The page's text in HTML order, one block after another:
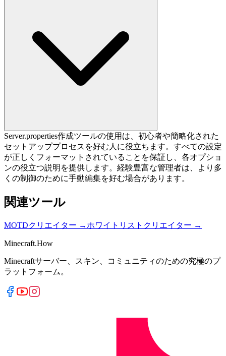
Server.properties作成ツールの使用は、初心者や簡略化された
セットアッププロセスを好む人に役立ちます。すべての設定
が正しくフォーマットされていることを保証し、各オプショ
ンの役立つ説明を提供します。経験豊富な管理者は、より多
くの制御のために手動編集を好む場合があります。
関連ツール
MOTDクリエイター → ホワイトリストクリエイター →
Minecraft.How
Minecraftサーバー、スキン、コミュニティのための究極のプ
ラットフォーム。